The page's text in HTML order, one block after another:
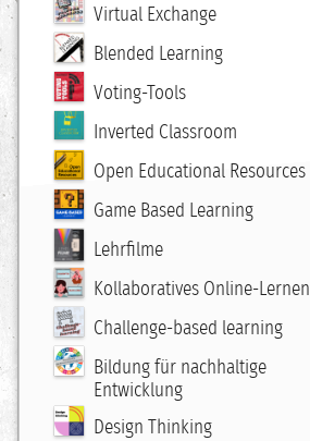
Virtual Exchange
Blended Learning
Voting-Tools
Inverted Classroom
Open Educational Resources
Game Based Learning
Lehrfilme
Kollaboratives Online-Lernen
Challenge-based learning
Bildung für nachhaltige
Entwicklung
Design Thinking